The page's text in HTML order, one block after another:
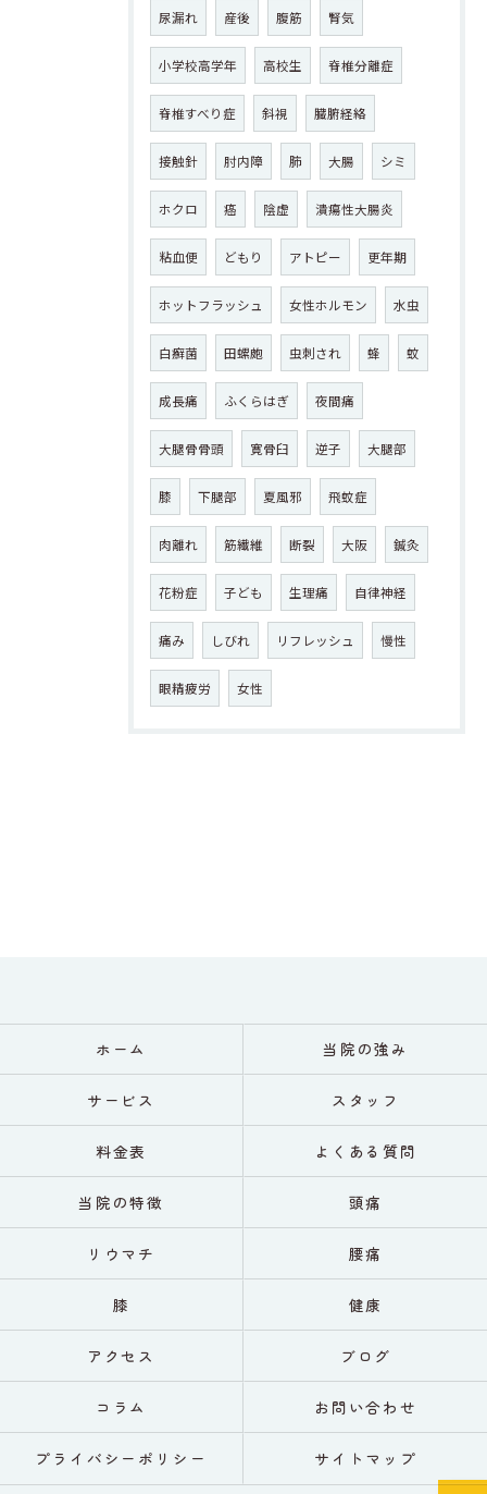
尿漏れ 産後 腹筋 腎気
小学校高学年 高校生 脊椎分離症
脊椎すべり症 斜視 臓腑経絡
接触針 肘内障 肺 大腸 シミ
ホクロ 癌 陰虚 潰瘍性大腸炎
粘血便 どもり アトピー 更年期
ホットフラッシュ 女性ホルモン 水虫
白癬菌 田螺皰 虫刺され 蜂 蚊
成長痛 ふくらはぎ 夜間痛
大腿骨骨頭 寛骨臼 逆子 大腿部
膝 下腿部 夏風邪 飛蚊症
肉離れ 筋繊維 断裂 大阪 鍼灸
花粉症 子ども 生理痛 自律神経
痛み しびれ リフレッシュ 慢性
眼精疲労 女性
ホーム 当院の強み
サービス スタッフ
料金表 よくある質問
当院の特徴 頭痛
リウマチ 腰痛
膝 健康
アクセス ブログ
コラム お問い合わせ
プライバシーポリシー サイトマップ